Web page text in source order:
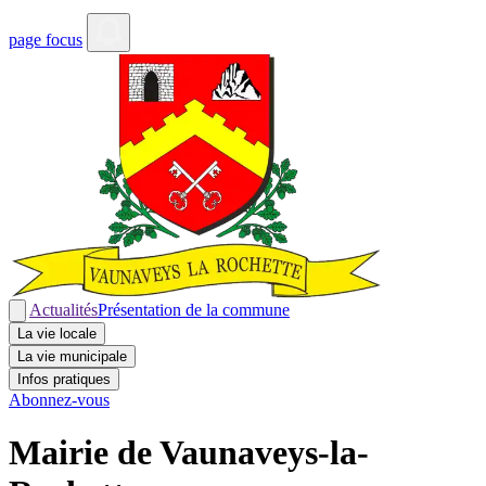
page focus
ActualitésPrésentation de la commune
La vie locale
La vie municipale
Infos pratiques
Abonnez-vous
Mairie de Vaunaveys-la-